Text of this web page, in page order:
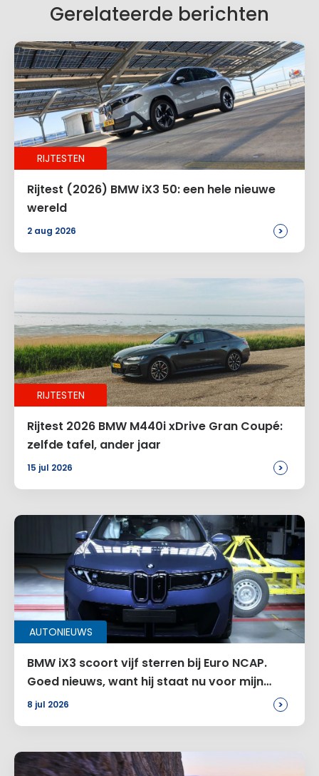
Naam *
E-mail*
Site
Voeg een reactie toe
Alternative:
Gerelateerde berichten
RIJTESTEN
Rijtest (2026) BMW iX3 50: een hele nieuwe
wereld
2 aug 2026 >
RIJTESTEN
Rijtest 2026 BMW M440i xDrive Gran Coupé:
zelfde tafel, ander jaar
15 jul 2026 >
AUTONIEUWS
BMW iX3 scoort vijf sterren bij Euro NCAP.
Goed nieuws, want hij staat nu voor mijn
deur
8 jul 2026 >